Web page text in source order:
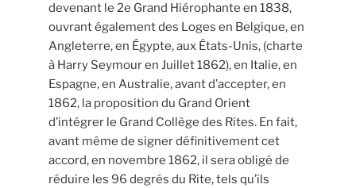
devenant le 2e Grand Hiérophante en 1838,
ouvrant également des Loges en Belgique, en
Angleterre, en Égypte, aux États-Unis, (charte
à Harry Seymour en Juillet 1862), en Italie, en
Espagne, en Australie, avant d’accepter, en
1862, la proposition du Grand Orient
d’intégrer le Grand Collège des Rites. En fait,
avant même de signer définitivement cet
accord, en novembre 1862, il sera obligé de
réduire les 96 degrés du Rite, tels qu’ils